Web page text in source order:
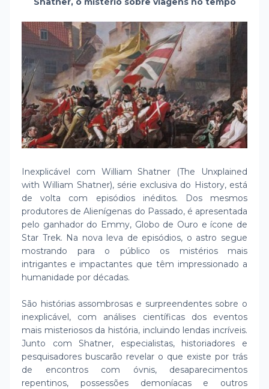
Inexplicável com William Shatner (The Unxplained
with William Shatner), série exclusiva do History, está
de volta com episódios inéditos. Dos mesmos
produtores de Alienígenas do Passado, é apresentada
pelo ganhador do Emmy, Globo de Ouro e ícone de
Star Trek. Na nova leva de episódios, o astro segue
mostrando para o público os mistérios mais
intrigantes e impactantes que têm impressionado a
humanidade por décadas.
São histórias assombrosas e surpreendentes sobre o
inexplicável, com análises científicas dos eventos
mais misteriosos da história, incluindo lendas incríveis.
Junto com Shatner, especialistas, historiadores e
pesquisadores buscarão revelar o que existe por trás
de encontros com óvnis, desaparecimentos
repentinos, possessões demoníacas e outros